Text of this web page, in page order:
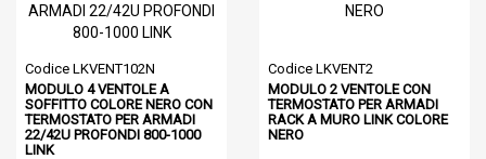
Codice LKVENT102N
MODULO 4 VENTOLE A
SOFFITTO COLORE NERO CON
TERMOSTATO PER ARMADI
22/42U PROFONDI 800-1000
LINK
Codice LKVENT2
MODULO 2 VENTOLE CON
TERMOSTATO PER ARMADI
RACK A MURO LINK COLORE
NERO